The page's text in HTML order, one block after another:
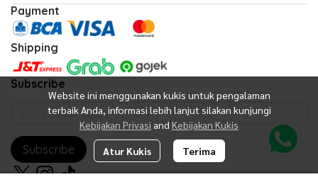
Website ini menggunakan kukis untuk pengalaman
terbaik Anda, informasi lebih lanjut silakan kunjungi
Kebijakan Privasi and Kebijakan Kukis
Atur Kukis Terima
Payment
Shipping
Subscribe
Subscribe